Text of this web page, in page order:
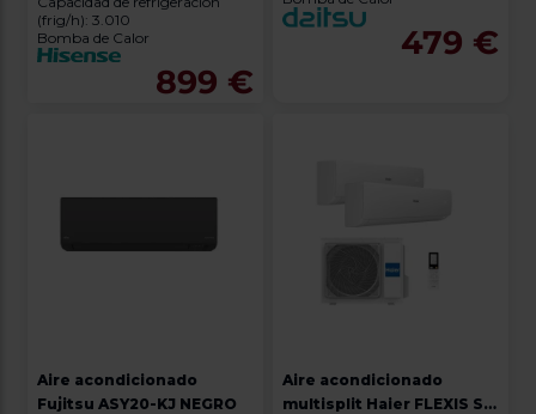
(frig/h): 3.010
Bomba de Calor
899 €
479 €
Aire acondicionado
Fujitsu ASY20-KJ NEGRO
Aire acondicionado
multisplit Haier FLEXIS S